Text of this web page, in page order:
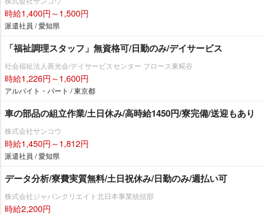
時給1,400円～1,500円
派遣社員 / 愛知県
「福祉調理スタッフ」無資格可/日勤のみ/デイサービス
社会福祉法人善光会/デイサービスセンター フロース東糀谷
時給1,226円～1,600円
アルバイト・パート / 東京都
車の部品の組立作業/土日休み/高時給1450円/寮完備/送迎もあり
株式会社サンコウ
時給1,450円～1,812円
派遣社員 / 愛知県
データ分析/寮費実質無料/土日祝休み/日勤のみ/週払い可
株式会社ジャパンクリエイト北日本事業統括部
時給2,200円